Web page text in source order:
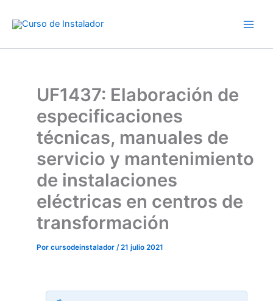
UF1437: Elaboración de
especificaciones
técnicas, manuales de
servicio y mantenimiento
de instalaciones
eléctricas en centros de
transformación
Por cursodeinstalador /21 julio 2021